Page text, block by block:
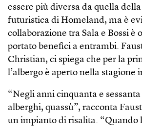
essere più diversa da quella
futuristica di Homeland, ma è
collaborazione tra Sala e Bossi è
portato benefici a entrambi.
Christian, ci spiega che per la
l’albergo è aperto nella stagione
“Negli anni cinquanta e
alberghi, quassù”, racconta
un impianto di risalita. “Quando